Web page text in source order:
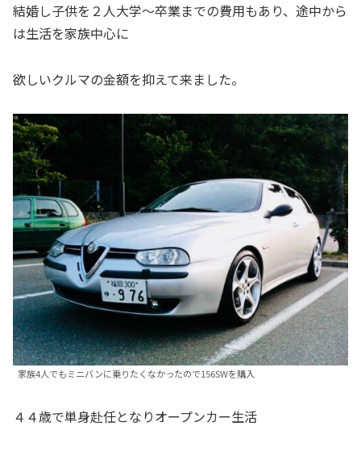
結婚し子供を２人大学〜卒業までの費用もあり、途中から
は生活を家族中心に
欲しいクルマの金額を抑えて来ました。
家族4人でもミニバンに乗りたくなかったので156SWを購入
４４歳で単身赴任となりオープンカー生活